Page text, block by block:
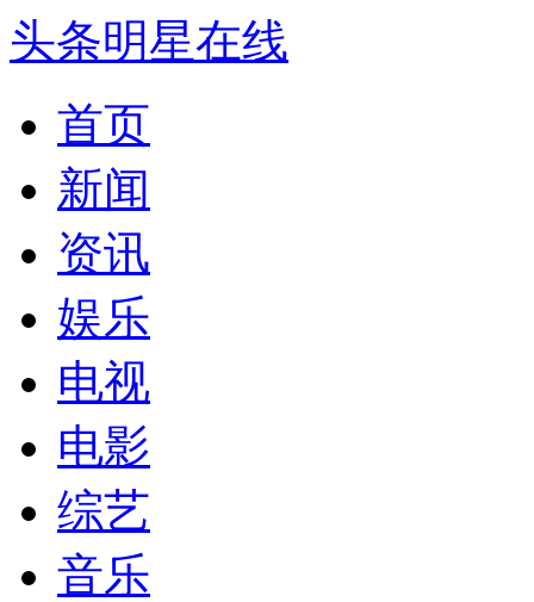
头条明星在线
首页
新闻
资讯
娱乐
电视
电影
综艺
音乐